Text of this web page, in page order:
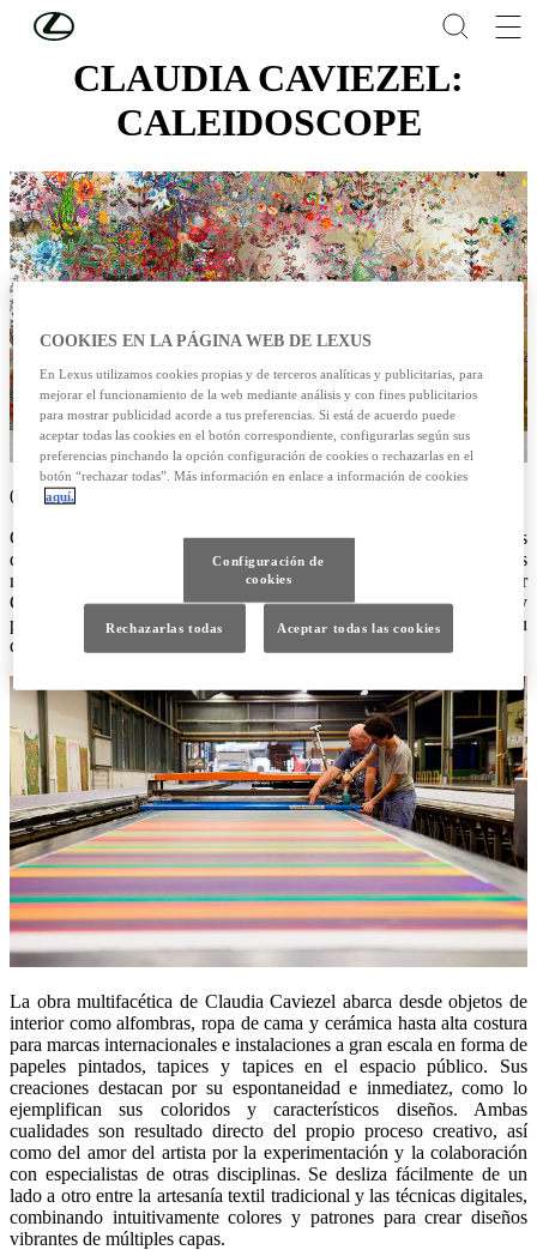
Skip to Main Content
CLAUDIA CAVIEZEL:
CALEIDOSCOPE
09/10/2023
Claudia Caviezel es una de las diseñadoras textiles más destacadas
de Suiza. Lleva más de veinte años trabajando con tejidos y otros
materiales. “Claudia Caviezel: Caleidoscopio”, en el Museum für
Gestaltung Zürich, es la primera muestra completa de su colorido y
premiado trabajo y promete brindar a los visitantes una idea de su
distintivo estilo de trabajo.
La obra multifacética de Claudia Caviezel abarca desde objetos de
interior como alfombras, ropa de cama y cerámica hasta alta costura
para marcas internacionales e instalaciones a gran escala en forma de
papeles pintados, tapices y tapices en el espacio público. Sus
creaciones destacan por su espontaneidad e inmediatez, como lo
ejemplifican sus coloridos y característicos diseños. Ambas
cualidades son resultado directo del propio proceso creativo, así
como del amor del artista por la experimentación y la colaboración
con especialistas de otras disciplinas. Se desliza fácilmente de un
lado a otro entre la artesanía textil tradicional y las técnicas digitales,
combinando intuitivamente colores y patrones para crear diseños
vibrantes de múltiples capas.
COOKIES EN LA PÁGINA WEB DE LEXUS
En Lexus utilizamos cookies propias y de terceros analíticas y publicitarias, para
mejorar el funcionamiento de la web mediante análisis y con fines publicitarios
para mostrar publicidad acorde a tus preferencias. Si está de acuerdo puede
aceptar todas las cookies en el botón correspondiente, configurarlas según sus
preferencias pinchando la opción configuración de cookies o rechazarlas en el
botón “rechazar todas”. Más información en enlace a información de cookies
aquí.
Configuración de
cookies
Rechazarlas todas Aceptar todas las cookies